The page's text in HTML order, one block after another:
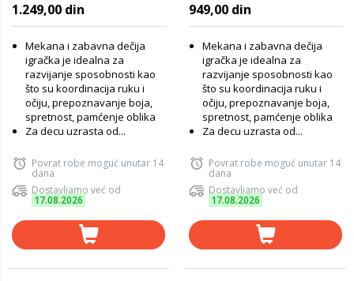
1.249,00 din
Mekana i zabavna dečija
igračka je idealna za
razvijanje sposobnosti kao
što su koordinacija ruku i
očiju, prepoznavanje boja,
spretnost, pamćenje oblika
Za decu uzrasta od...
Povrat robe moguć unutar 14
dana
Dostavljamo već od
17.08.2026
949,00 din
Mekana i zabavna dečija
igračka je idealna za
razvijanje sposobnosti kao
što su koordinacija ruku i
očiju, prepoznavanje boja,
spretnost, pamćenje oblika
Za decu uzrasta od...
Povrat robe moguć unutar 14
dana
Dostavljamo već od
17.08.2026